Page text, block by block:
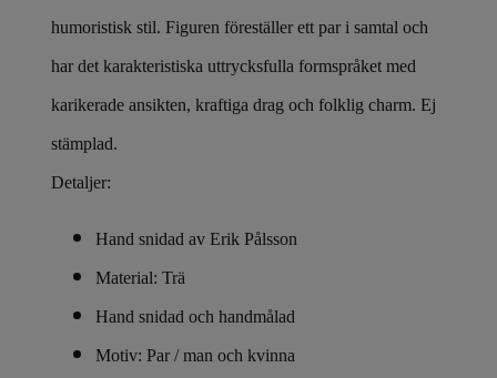
humoristisk stil. Figuren föreställer ett par i samtal och
har det karakteristiska uttrycksfulla formspråket med
karikerade ansikten, kraftiga drag och folklig charm. Ej
stämplad.
Detaljer:
Hand snidad av Erik Pålsson
Material: Trä
Hand snidad och handmålad
Motiv: Par / man och kvinna